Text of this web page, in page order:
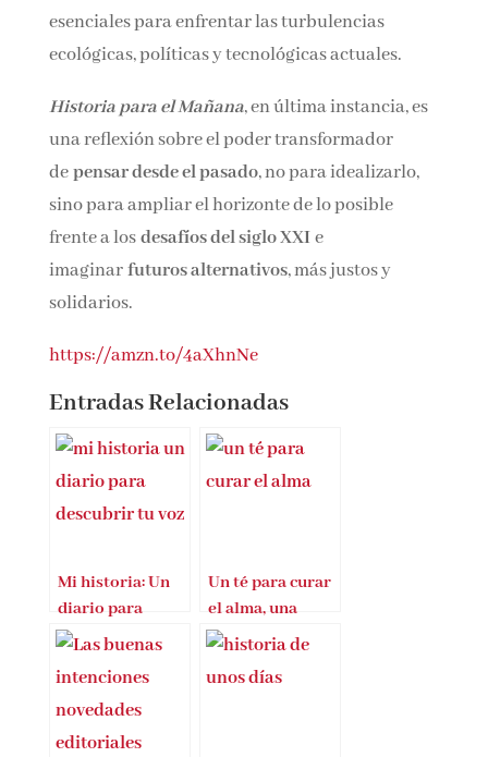
compartidasiguen siendo esenciales para
enfrentar las turbulencias ecológicas, políticas
Historia para el Mañana, en última instancia,
es una reflexión sobre el poder transformador
depensar desde el pasado, no para idealizarlo,
sino para ampliar el horizonte de lo posible
frente a losdesafíos del siglo XXIe
imaginarfuturos alternativos
Entradas Relacionadas
Mi historia: Un
diario para
Un té para curar
el alma, una
conmovedora